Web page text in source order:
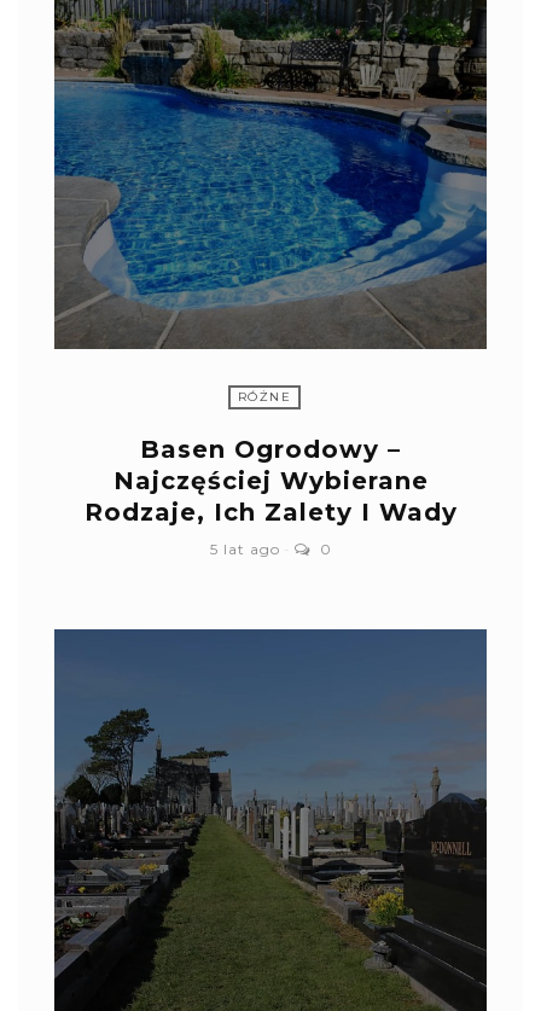
RÓŻNE
Basen Ogrodowy –
Najczęściej Wybierane
Rodzaje, Ich Zalety I Wady
5 lat ago 0